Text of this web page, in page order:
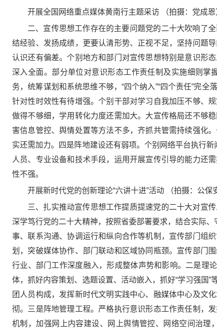
开展全国网络重点媒体黄南行主题采访 （拍摄：党成恩
二、宣传思想工作存在的主要问题党的二十大吹响了
结经验、发扬成绩，更要认清形势、正视不足，坚持问题
认识还有偏差。个别地方和部门对宣传思想特别是意识形
深入全面。部分单位对意识形态工作责任制及实施细则
务，统筹谋划和系统思维不够，“四个纳入”“四个责任”完
针对性时效性有待增强。个别干部对学习自我加压不够、
做得不够细，学用转化力度还需加大。大宣传格局还不够
害信息管控、舆情处置等方法不多，齐抓共管需持续强化
实还需加力。四是阵地建设还有弱项。个别网络平台执行
人员、专业设备和技术手段，运用开展宣传引导的能力还
性不强。
开展新时代党的创新理论“六讲十进”活动 （拍摄：公保
三、扎实推动宣传思想工作提质提速党的二十大对宣
深学笃行党的二十大精神，按照省委部署要求，结合实际
事、联系沟通、协调运行和纵向合作等机制，宣传部门组
划，突破媒体协作、部门联动和区域协同瓶颈。宣传部门
行业、部门工作深度融入，形成整体声势和影响。二是理
体，抓好内容策划、选题设置、活动嵌入，抓好“学习强国
团人员构成，发挥新时代文明实践中心、融媒体中心及文
彻。三是阵地管理工程。严格执行意识形态工作责任制，
机制，加强网上内容建设、网上舆情管控、网络空间治